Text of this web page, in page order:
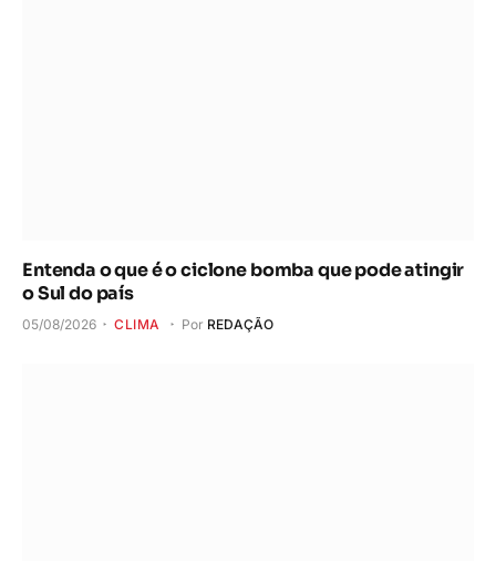
Entenda o que é o ciclone bomba que pode atingir
o Sul do país
05/08/2026 CLIMA Por REDAÇÃO